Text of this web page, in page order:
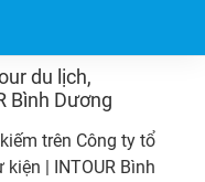
tổ chức tour du lịch,
du lịch,
Bình Dương
trên Công ty tổ
| INTOUR Bình